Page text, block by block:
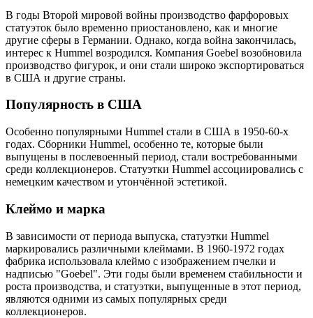
В годы Второй мировой войны производство фарфоровых
статуэток было временно приостановлено, как и многие
другие сферы в Германии. Однако, когда война закончилась,
интерес к Hummel возродился. Компания Goebel возобновила
производство фигурок, и они стали широко экспортироваться
в США и другие страны.
Популярность в США
Особенно популярными Hummel стали в США в 1950-60-х
годах. Сборники Hummel, особенно те, которые были
выпущены в послевоенный период, стали востребованными
среди коллекционеров. Статуэтки Hummel ассоциировались с
немецким качеством и утончённой эстетикой.
Клеймо и марка
В зависимости от периода выпуска, статуэтки Hummel
маркировались различными клеймами. В 1960-1972 годах
фабрика использовала клеймо с изображением пчелки и
надписью "Goebel". Эти годы были временем стабильности и
роста производства, и статуэтки, выпущенные в этот период,
являются одними из самых популярных среди
коллекционеров.